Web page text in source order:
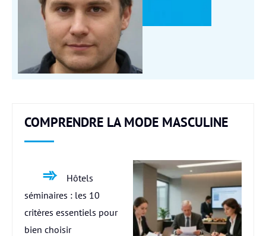
COMPRENDRE LA MODE MASCULINE
Hôtels
séminaires : les 10
critères essentiels pour
bien choisir